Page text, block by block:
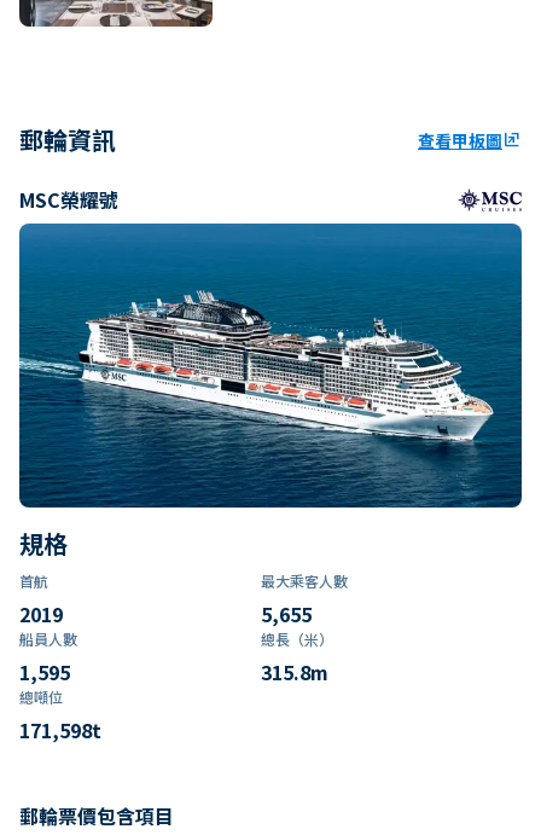
郵輪資訊 查看甲板圖ungroup
MSC榮耀號
規格
首航
2019
最大乘客人數
5,655
船員人數
1,595
總長（米）
315.8m
總噸位
171,598t
郵輪票價包含項目